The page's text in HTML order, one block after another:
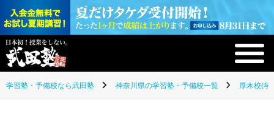
学習塾・予備校なら武田塾 神奈川県の学習塾・予備校一覧 厚木校(学